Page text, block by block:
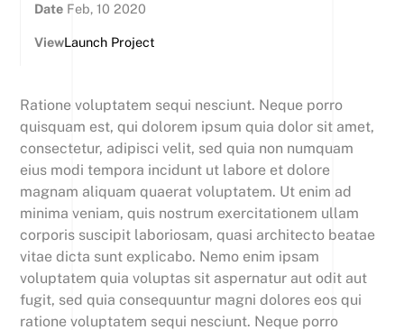
DateFeb, 10 2020
ViewLaunch Project
Ratione voluptatem sequi nesciunt. Neque porro
quisquam est, qui dolorem ipsum quia dolor sit amet,
consectetur, adipisci velit, sed quia non numquam
eius modi tempora incidunt ut labore et dolore
magnam aliquam quaerat voluptatem. Ut enim ad
minima veniam, quis nostrum exercitationem ullam
corporis suscipit laboriosam, quasi architecto beatae
vitae dicta sunt explicabo. Nemo enim ipsam
voluptatem quia voluptas sit aspernatur aut odit aut
fugit, sed quia consequuntur magni dolores eos qui
ratione voluptatem sequi nesciunt. Neque porro